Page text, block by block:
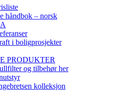
håndbok – norsk
i boligprosjekter
PRODUKTER
og tilbehør her
kolleksjon